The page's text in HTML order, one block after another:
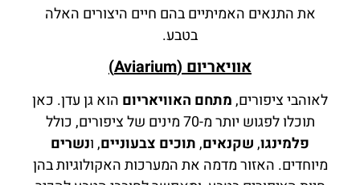
את התנאים האמיתיים בהם חיים היצורים האלה
בטבע.
אוויאריום (Aviarium)
לאוהבי ציפורים,מתחם האוויאריום הוא גן עדן. כאן
תוכלו לפגוש יותר מ-70 מינים של ציפורים, כולל
פלמינגו,שקנאים,תוכים צבעוניים, ונשרים
מיוחדים. האזור מדמה את המערכות האקולוגיות בהן